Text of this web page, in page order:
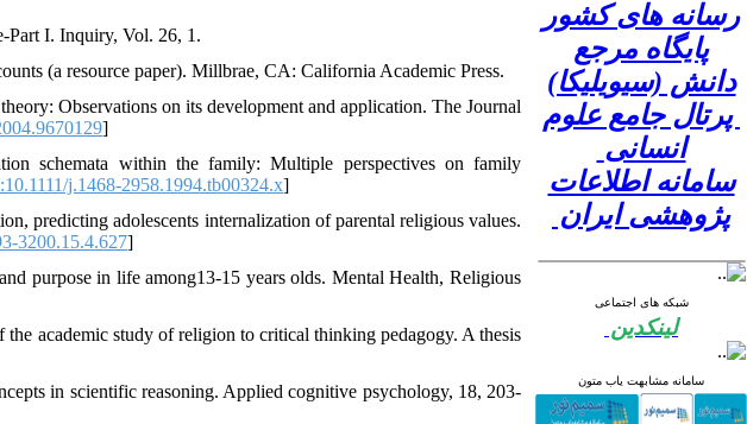
رسانه های کشور
پایگاه مرجع
دانش (سیویلیکا)
پرتال جامع علوم
انسانی
سامانه اطلاعات
پژوهشی ایران
شبکه های اجتماعی
لینکدین
سامانه مشابهت یاب متون
Part I. Inquiry, Vol. 26, 1.
(a resource paper). Millbrae, CA: California Academic Press.
Observations on its development and application. The Journal
]
schemata within the family: Multiple perspectives on family
j.1468-2958.1994.tb00324.x]
predicting adolescents internalization of parental religious values.
3200.15.4.627]
purpose in life among13-15 years olds. Mental Health, Religious
academic study of religion to critical thinking pedagogy. A thesis
in scientific reasoning. Applied cognitive psychology, 18, 203-